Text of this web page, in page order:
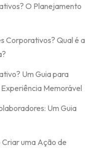
O Planejamento
Corporativos? Qual é a
Um Guia para
Memorável
Um Guia
Criar uma Ação de